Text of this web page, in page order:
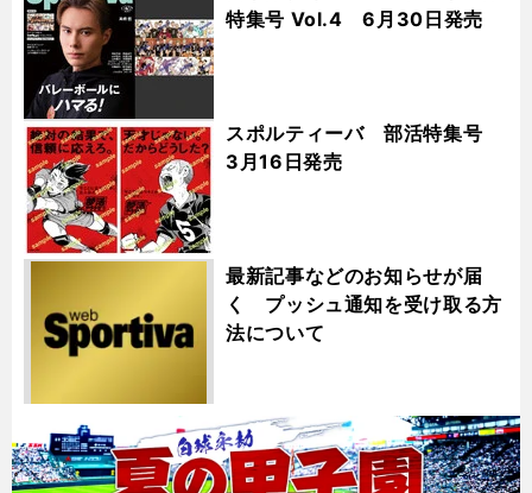
特集号 Vol.4 6月30日発売
スポルティーバ 部活特集号
3月16日発売
最新記事などのお知らせが届
く プッシュ通知を受け取る方
法について